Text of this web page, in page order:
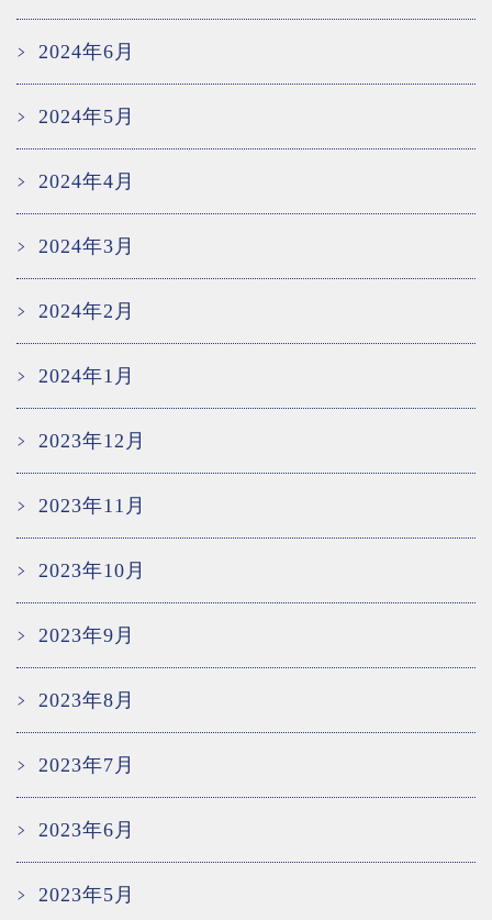
2024年6月
2024年5月
2024年4月
2024年3月
2024年2月
2024年1月
2023年12月
2023年11月
2023年10月
2023年9月
2023年8月
2023年7月
2023年6月
2023年5月